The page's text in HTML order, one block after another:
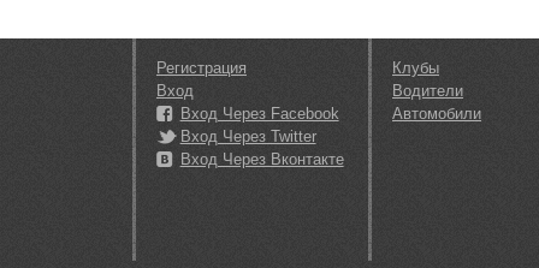
Регистрация
Вход
Вход Через Facebook
Вход Через Twitter
Вход Через Вконтакте
Клубы
Водители
Автомобили